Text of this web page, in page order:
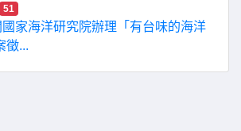
51
家海洋研究院辦理「有台味的海洋
徵...